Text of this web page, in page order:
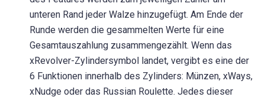
unteren Rand jeder Walze hinzugefügt. Am Ende der
Runde werden die gesammelten Werte für eine
Gesamtauszahlung zusammengezählt. Wenn das
xRevolver-Zylindersymbol landet, vergibt es eine der
6 Funktionen innerhalb des Zylinders: Münzen, xWays,
xNudge oder das Russian Roulette. Jedes dieser